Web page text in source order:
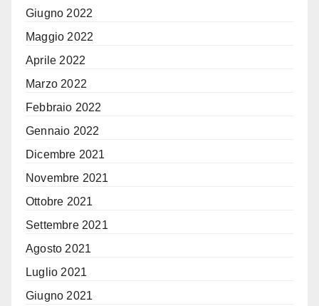
Giugno 2022
Maggio 2022
Aprile 2022
Marzo 2022
Febbraio 2022
Gennaio 2022
Dicembre 2021
Novembre 2021
Ottobre 2021
Settembre 2021
Agosto 2021
Luglio 2021
Giugno 2021